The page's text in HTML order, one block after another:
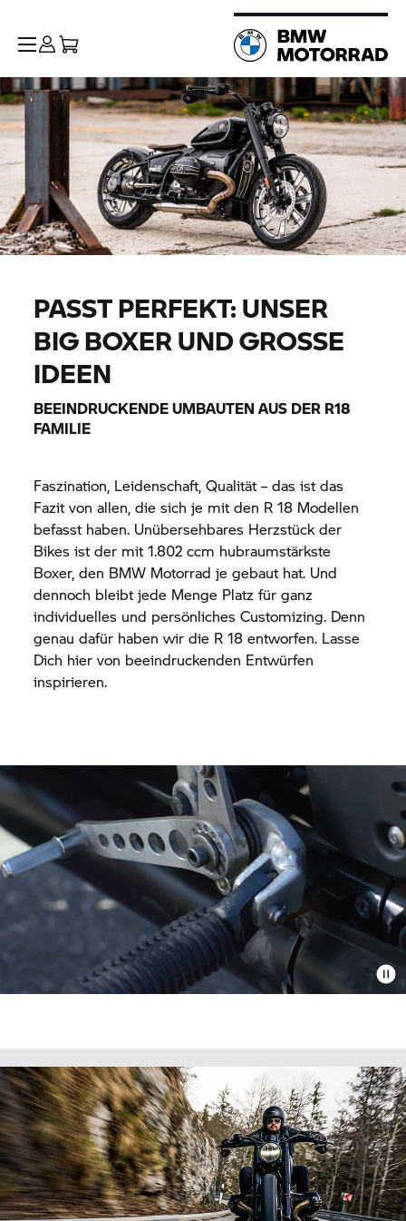
PASST PERFEKT: UNSER
BIG BOXER UND GROSSE I
DEEN
BEEINDRUCKENDE UMBAUTEN AUS DER R18
FAMILIE
Faszination, Leidenschaft, Qualität – das ist das
Fazit von allen, die sich je mit den R 18 Modellen
befasst haben. Unübersehbares Herzstück der
Bikes ist der mit 1.802 ccm hubraumstärkste
Boxer, den BMW Motorrad je gebaut hat. Und
dennoch bleibt jede Menge Platz für ganz
individuelles und persönliches Customizing. Denn
genau dafür haben wir die R 18 entworfen. Lasse
Dich hier von beeindruckenden Entwürfen
inspirieren.